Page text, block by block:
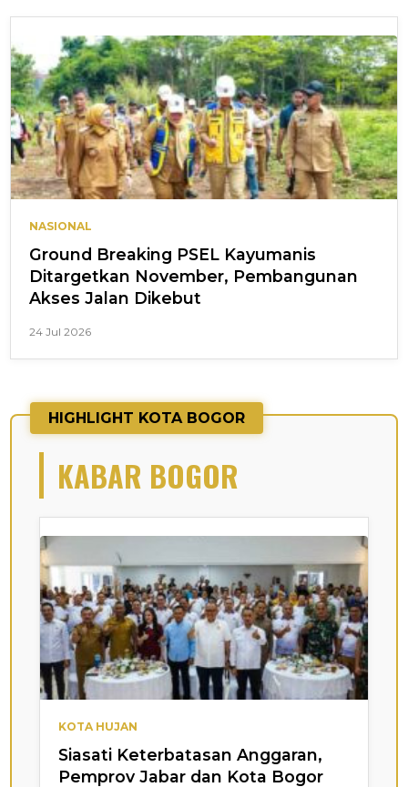
NASIONAL
Ground Breaking PSEL Kayumanis
Ditargetkan November, Pembangunan
Akses Jalan Dikebut
24 Jul 2026
HIGHLIGHT KOTA BOGOR
KABAR BOGOR
KOTA HUJAN
Siasati Keterbatasan Anggaran,
Pemprov Jabar dan Kota Bogor